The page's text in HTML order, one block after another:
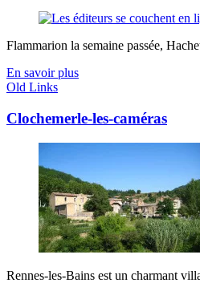
Flammarion la semaine passée,
En savoir plus
Old Links
Clochemerle-les-caméras
Rennes-les-Bains est un charmant